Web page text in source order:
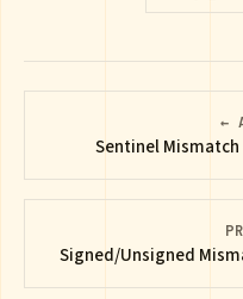
←
Sentinel
Signed/Unsigned